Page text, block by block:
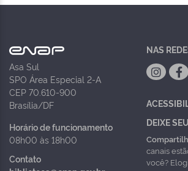
Asa Sul
SPO Área Especial 2-A
CEP 70.610-900
Brasília/DF
Horário de funcionamento
08h00 às 18h00
Contato
NAS
DEIXE
canais
você?